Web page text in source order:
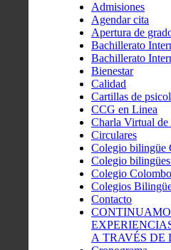
Admisiones
Agendar cita
Apertura de
Bachillerato
Bachillerato
Bienestar
Calidad
Cartillas de
CCG en Linea
Charla Virtual
Circulares
Colegio bilingüe
Colegio
Colegio
Colegios
Contacto
A TRAVÉS DE